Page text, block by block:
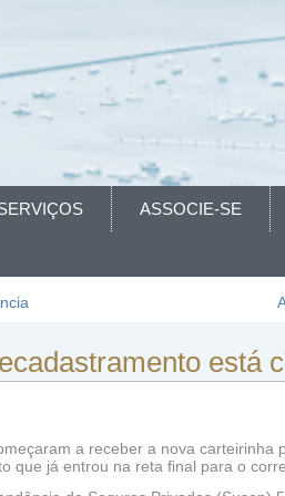
ASSOCIE-SE
está
a receber a nova
que já entrou na reta final para o